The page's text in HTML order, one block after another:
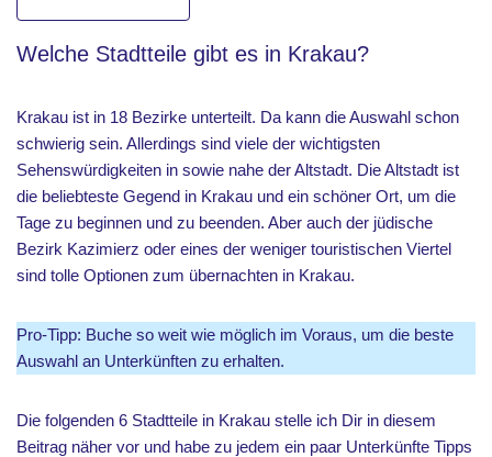
Welche Stadtteile gibt es in Krakau?
Krakau ist in 18 Bezirke unterteilt. Da kann die Auswahl schon
schwierig sein. Allerdings sind viele der wichtigsten
Sehenswürdigkeiten in sowie nahe der Altstadt. Die Altstadt ist
die beliebteste Gegend in Krakau und ein schöner Ort, um die
Tage zu beginnen und zu beenden. Aber auch der jüdische
Bezirk Kazimierz oder eines der weniger touristischen Viertel
sind tolle Optionen zum übernachten in Krakau.
Pro-Tipp: Buche so weit wie möglich im Voraus, um die beste
Auswahl an Unterkünften zu erhalten.
Die folgenden 6 Stadtteile in Krakau stelle ich Dir in diesem
Beitrag näher vor und habe zu jedem ein paar Unterkünfte Tipps